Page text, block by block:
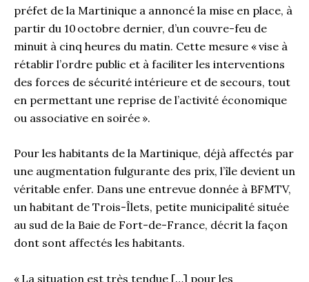
préfet de la Martinique a annoncé la mise en place, à
partir du 10 octobre dernier, d’un couvre-feu de
minuit à cinq heures du matin. Cette mesure « vise à
rétablir l’ordre public et à faciliter les interventions
des forces de sécurité intérieure et de secours, tout
en permettant une reprise de l’activité économique
ou associative en soirée ».
Pour les habitants de la Martinique, déjà affectés par
une augmentation fulgurante des prix, l’île devient un
véritable enfer. Dans une entrevue donnée à BFMTV,
un habitant de Trois-Îlets, petite municipalité située
au sud de la Baie de Fort-de-France, décrit la façon
dont sont affectés les habitants.
« La situation est très tendue […] pour les